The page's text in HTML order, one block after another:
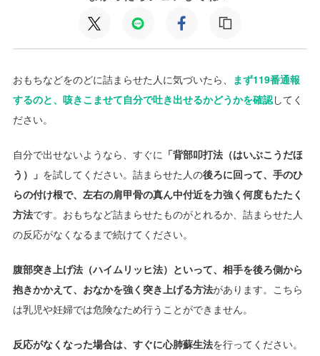
おもちなどをのどに詰まらせた人に気づいたら、 まず119番通報
するのと、咳きこませて自分で吐き出せるかどうかを確認してく
ださい。
自分で出せないようなら、すぐに 「背部叩打法（はいぶこうだほ
う）」 を試してください。詰まらせた人の後ろに回って、手のひ
らの付け根で、左右の肩甲骨の真ん中付近を力強く何度もたたく
方法です。おもちなど詰まらせたものがとれるか、詰まらせた人
の反応がなくなるまで続けてください。
腹部突き上げ法（ハイムリッヒ法）といって、相手を後ろ側から
抱きかかえて、おなかを強く突き上げる方法があります。こちら
は乳児や妊婦では危険なため行うことができません。
反応がなくなった場合は、すぐに心肺蘇生法を行ってください。